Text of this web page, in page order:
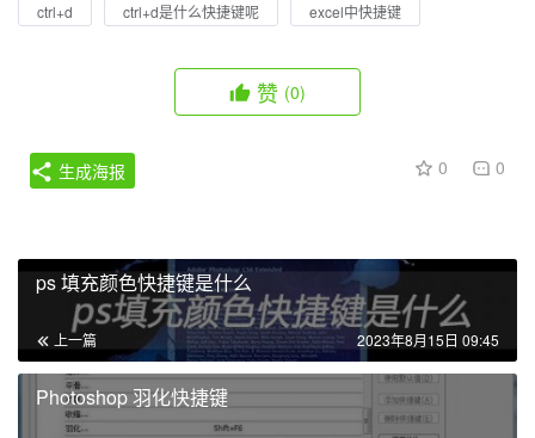
ctrl+d ctrl+d是什么快捷键呢 excel中快捷键
赞 (0)
0 0
生成海报
ps 填充颜色快捷键是什么
上一篇 2023年8月15日 09:45
Photoshop 羽化快捷键